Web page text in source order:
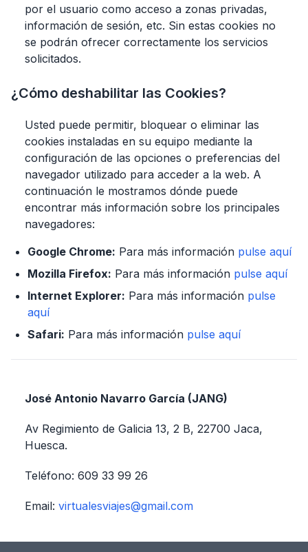
por el usuario como acceso a zonas privadas,
información de sesión, etc. Sin estas cookies no
se podrán ofrecer correctamente los servicios
solicitados.
¿Cómo deshabilitar las Cookies?
Usted puede permitir, bloquear o eliminar las
cookies instaladas en su equipo mediante la
configuración de las opciones o preferencias del
navegador utilizado para acceder a la web. A
continuación le mostramos dónde puede
encontrar más información sobre los principales
navegadores:
Google Chrome: Para más información pulse aquí
Mozilla Firefox: Para más información pulse aquí
Internet Explorer: Para más información pulse
aquí
Safari: Para más información pulse aquí
José Antonio Navarro García (JANG)
Av Regimiento de Galicia 13, 2 B, 22700 Jaca,
Huesca.
Teléfono: 609 33 99 26
Email: virtualesviajes@gmail.com